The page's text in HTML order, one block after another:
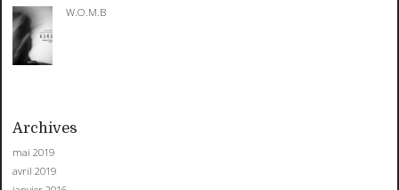
W.O.M.B
Archives
mai 2019
avril 2019